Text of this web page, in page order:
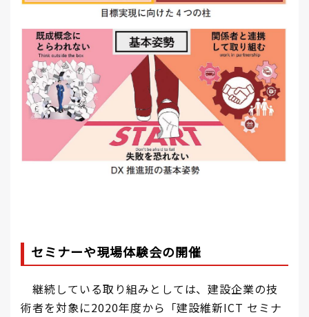
セミナーや現場体験会の開催
継続している取り組みとしては、建設企業の技
術者を対象に2020年度から「建設維新ICT セミナ